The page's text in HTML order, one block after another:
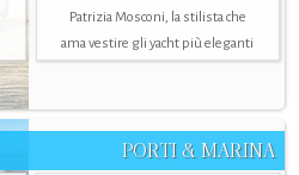
Patrizia Mosconi, la stilista che
ama vestire gli yacht più eleganti
PORTI & MARINA